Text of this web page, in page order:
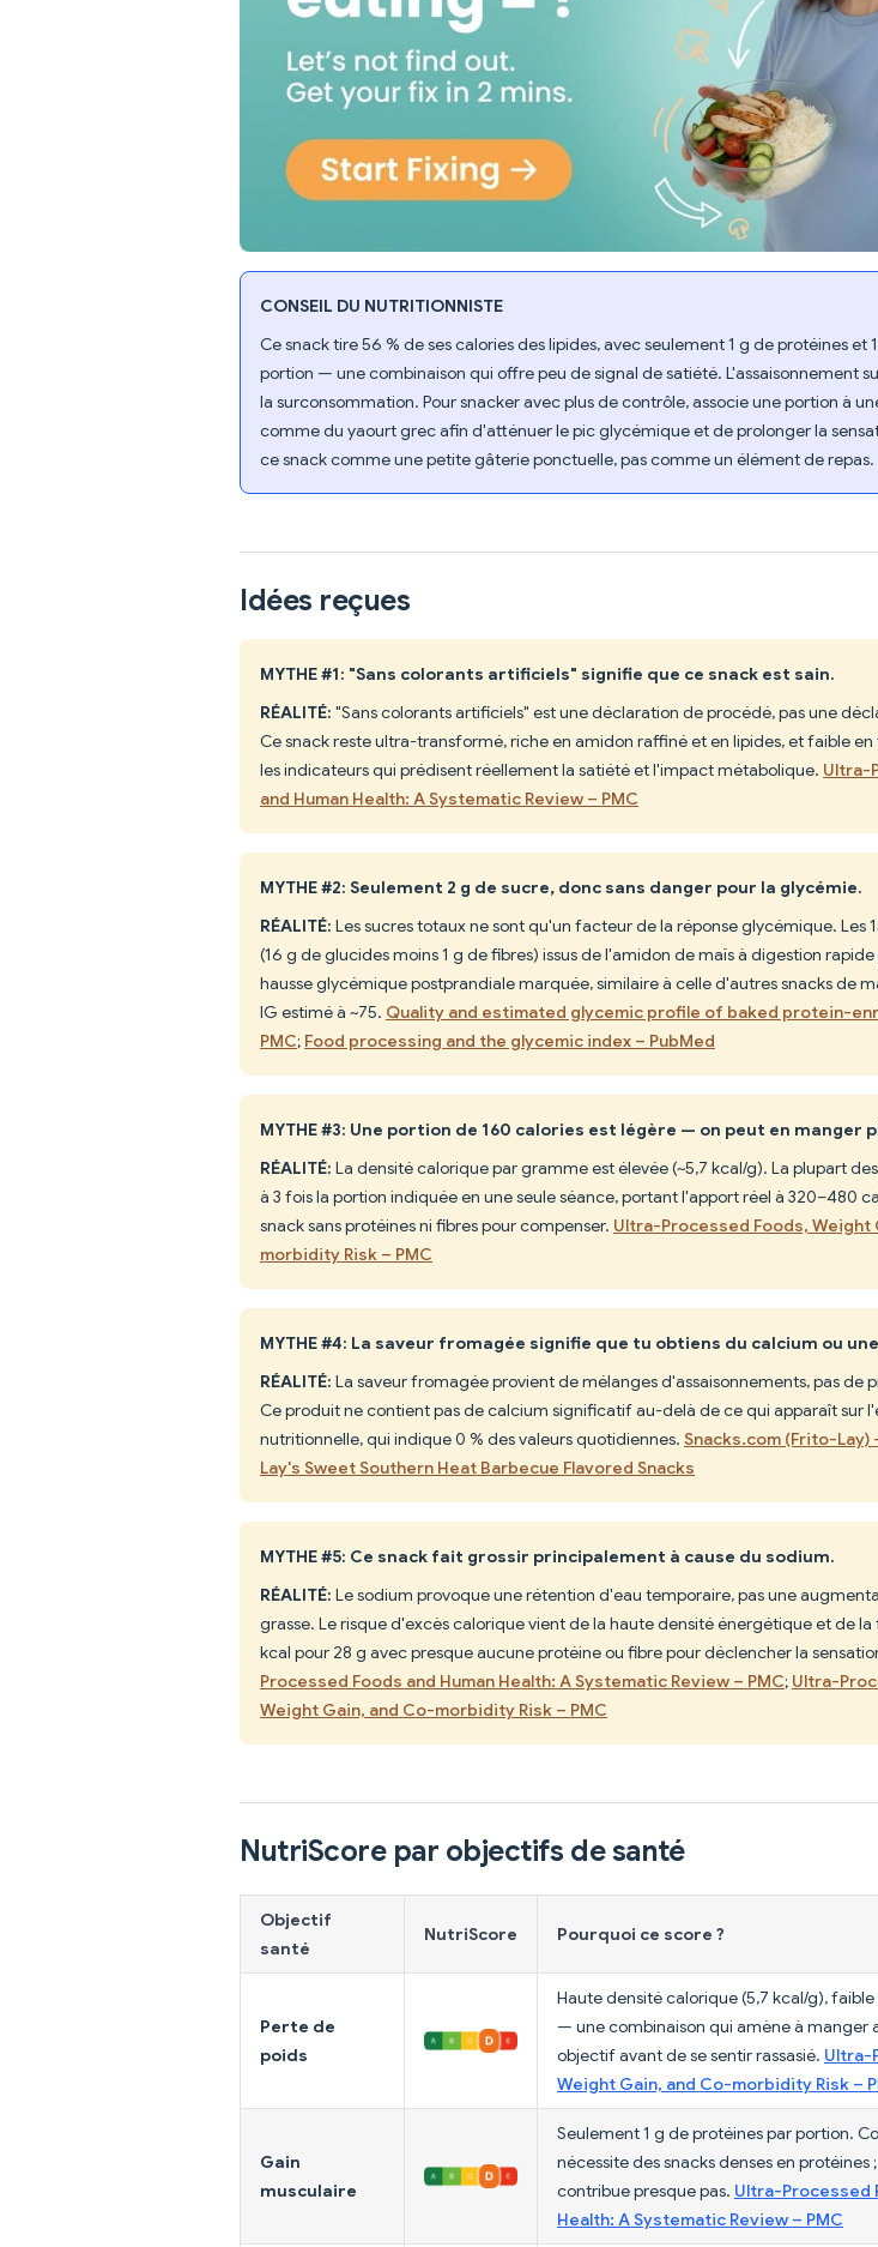
CONSEIL DU NUTRITIONNISTE
Ce snack tire 56 % de ses calories des lipides, avec seulement 1 g de protéines et
portion — une combinaison qui offre peu de signal de satiété. L'assaisonnement
la surconsommation. Pour snacker avec plus de contrôle, associe une portion à
comme du yaourt grec afin d'atténuer le pic glycémique et de prolonger la
ce snack comme une petite gâterie ponctuelle, pas comme un élément de repas.
Idées reçues
MYTHE #1: "Sans colorants artificiels" signifie que ce snack est sain.
RÉALITÉ: "Sans colorants artificiels" est une déclaration de procédé, pas une
Ce snack reste ultra-transformé, riche en amidon raffiné et en lipides, et faible
les indicateurs qui prédisent réellement la satiété et l'impact métabolique. Ultra-
and Human Health: A Systematic Review – PMC
MYTHE #2: Seulement 2 g de sucre, donc sans danger pour la glycémie.
RÉALITÉ: Les sucres totaux ne sont qu'un facteur de la réponse glycémique. Les
(16 g de glucides moins 1 g de fibres) issus de l'amidon de maïs à digestion
hausse glycémique postprandiale marquée, similaire à celle d'autres snacks de
IG estimé à ~75. Quality and estimated glycemic profile of baked protein-
PMC; Food processing and the glycemic index – PubMed
MYTHE #3: Une portion de 160 calories est légère — on peut en manger
RÉALITÉ: La densité calorique par gramme est élevée (~5,7 kcal/g). La plupart
à 3 fois la portion indiquée en une seule séance, portant l'apport réel à 320–480
snack sans protéines ni fibres pour compenser. Ultra-Processed Foods, Weight
morbidity Risk – PMC
MYTHE #4: La saveur fromagée signifie que tu obtiens du calcium ou
RÉALITÉ: La saveur fromagée provient de mélanges d'assaisonnements, pas de
Ce produit ne contient pas de calcium significatif au-delà de ce qui apparaît sur
nutritionnelle, qui indique 0 % des valeurs quotidiennes. Snacks.com (Frito-
Lay's Sweet Southern Heat Barbecue Flavored Snacks
MYTHE #5: Ce snack fait grossir principalement à cause du sodium.
RÉALITÉ: Le sodium provoque une rétention d'eau temporaire, pas une
grasse. Le risque d'excès calorique vient de la haute densité énergétique et de la
kcal pour 28 g avec presque aucune protéine ou fibre pour déclencher la
Processed Foods and Human Health: A Systematic Review – PMC; Ultra-
Weight Gain, and Co-morbidity Risk – PMC
NutriScore par objectifs de santé
Objectif
santé
NutriScore Pourquoi ce score ?
Perte de
poids
Haute densité calorique (5,7 kcal/g),
— une combinaison qui amène à manger
objectif avant de se sentir rassasié. Ultra-
Weight Gain, and Co-morbidity Risk –
Gain
musculaire
Seulement 1 g de protéines par portion.
nécessite des snacks denses en protéines
contribue presque pas. Ultra-Processed
Health: A Systematic Review – PMC